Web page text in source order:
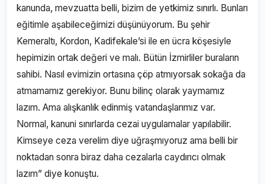
kanunda, mevzuatta belli, bizim de yetkimiz sınırlı. Bunları
eğitimle aşabileceğimizi düşünüyorum. Bu şehir
Kemeraltı, Kordon, Kadifekale’si ile en ücra köşesiyle
hepimizin ortak değeri ve malı. Bütün İzmirliler buraların
sahibi. Nasıl evimizin ortasına çöp atmıyorsak sokağa da
atmamamız gerekiyor. Bunu bilinç olarak yaymamız
lazım. Ama alışkanlık edinmiş vatandaşlarımız var.
Normal, kanuni sınırlarda cezai uygulamalar yapılabilir.
Kimseye ceza verelim diye uğraşmıyoruz ama belli bir
noktadan sonra biraz daha cezalarla caydırıcı olmak
lazım” diye konuştu.